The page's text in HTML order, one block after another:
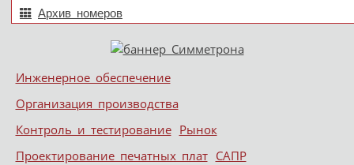
Архив номеров
Меню
Skip to content
Инженерное обеспечение
Организация производства
Контроль и тестирование Рынок
Проектирование печатных плат САПР